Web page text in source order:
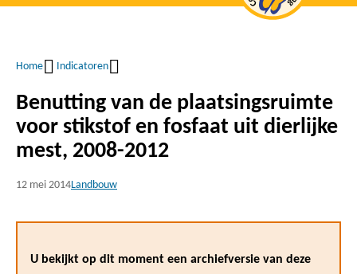
Kruimelpad
Home Indicatoren
Benutting van de plaatsingsruimte
voor stikstof en fosfaat uit dierlijke
mest, 2008-2012
12 mei 2014Landbouw
U bekijkt op dit moment een archiefversie van deze